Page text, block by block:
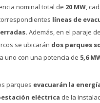
nominal total de 20 MW,
líneas de
Además, en el paraje
se ubicarán dos parques
uno con una potencia de 5,6
parques evacuarán la
eléctrica de la